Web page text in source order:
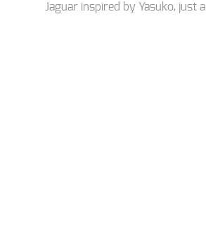
Jaguar inspired by Yasuko, just a